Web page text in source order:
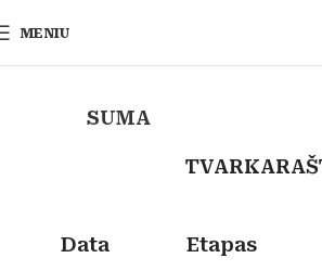
MENIU
SUMA
Data Etapas